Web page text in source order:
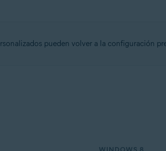
pueden volver a la configuración